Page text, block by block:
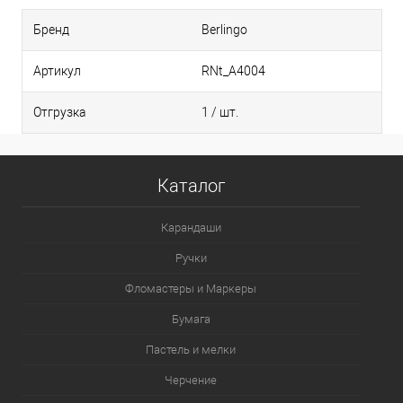
Бренд Berlingo
Артикул RNt_A4004
Отгрузка 1 / шт.
Каталог
Карандаши
Ручки
Фломастеры и Маркеры
Бумага
Пастель и мелки
Черчение